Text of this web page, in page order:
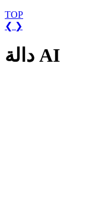
TOP
❮ ❯
دالة AI